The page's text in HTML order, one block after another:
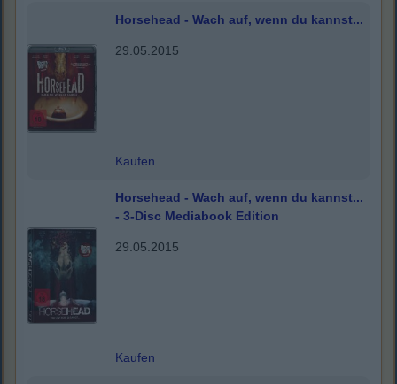
Horsehead - Wach auf, wenn du kannst...
29.05.2015
Kaufen
Horsehead - Wach auf, wenn du kannst...
- 3-Disc Mediabook Edition
29.05.2015
Kaufen